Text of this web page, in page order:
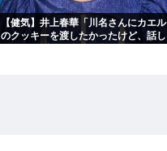
【健気】井上春華「川名さんにカエル
のクッキーを渡したかったけど、話し